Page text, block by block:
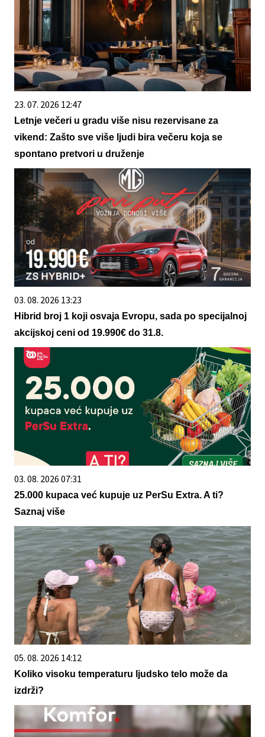
23. 07. 2026 12:47
Letnje večeri u gradu više nisu rezervisane za
vikend: Zašto sve više ljudi bira večeru koja se
spontano pretvori u druženje
03. 08. 2026 13:23
Hibrid broj 1 koji osvaja Evropu, sada po specijalnoj
akcijskoj ceni od 19.990€ do 31.8.
03. 08. 2026 07:31
25.000 kupaca već kupuje uz PerSu Extra. A ti?
Saznaj više
05. 08. 2026 14:12
Koliko visoku temperaturu ljudsko telo može da
izdrži?